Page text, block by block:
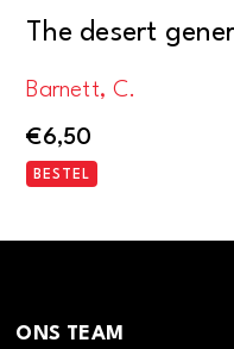
The desert
Barnett, C.
€6,50
BESTEL
ONS TEAM